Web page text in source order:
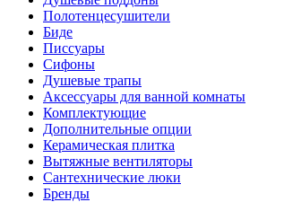
Полотенцесушители
Биде
Писсуары
Сифоны
Душевые трапы
Аксессуары для ванной комнаты
Комплектующие
Дополнительные опции
Керамическая плитка
Вытяжные вентиляторы
Сантехнические люки
Бренды